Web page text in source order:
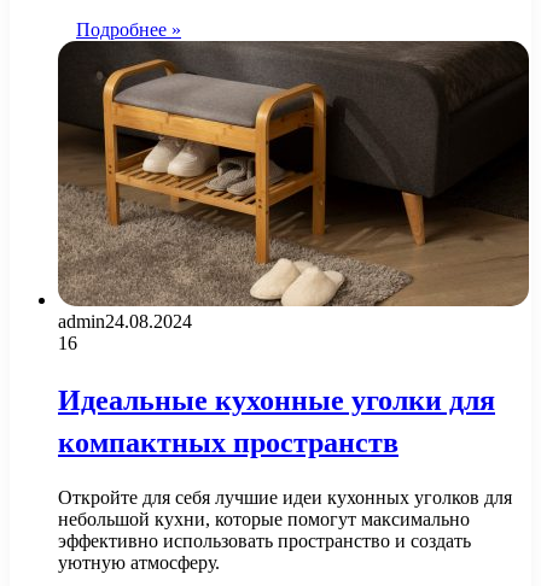
Подробнее »
admin24.08.2024
16
Идеальные кухонные уголки для
компактных пространств
Откройте для себя лучшие идеи кухонных уголков для
небольшой кухни, которые помогут максимально
эффективно использовать пространство и создать
уютную атмосферу.